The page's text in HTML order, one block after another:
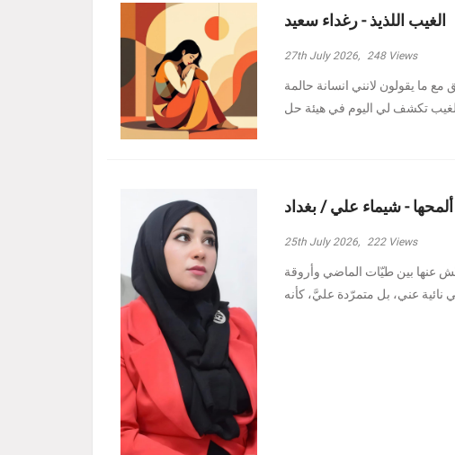
الغيب اللذيذ - رغداء سعيد
27th July 2026, 248Views
مع ما يقولون لانني انسانة حالمة
- شيماء علي / بغداد
25th July 2026, 222Views
عنها بين طيّات الماضي وأروقة